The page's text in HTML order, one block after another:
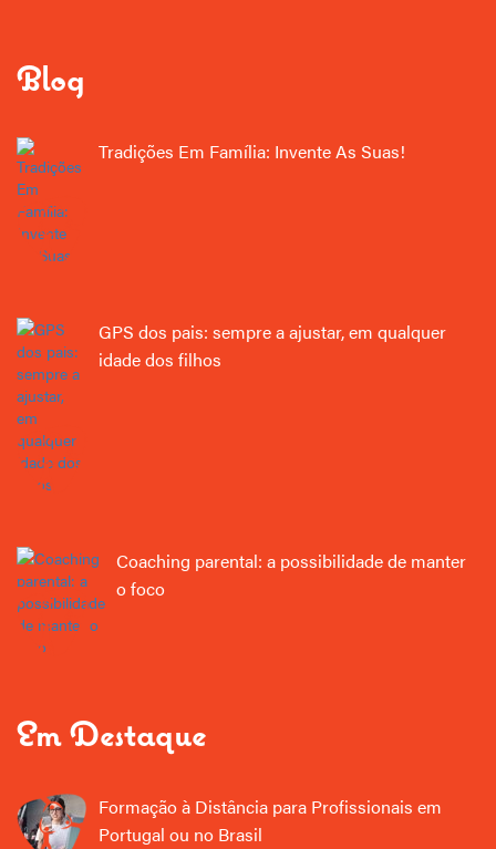
Blog
Tradições Em Família: Invente As Suas!
GPS dos pais: sempre a ajustar, em qualquer
idade dos filhos
Coaching parental: a possibilidade de manter
o foco
Em Destaque
Formação à Distância para Profissionais em
Portugal ou no Brasil